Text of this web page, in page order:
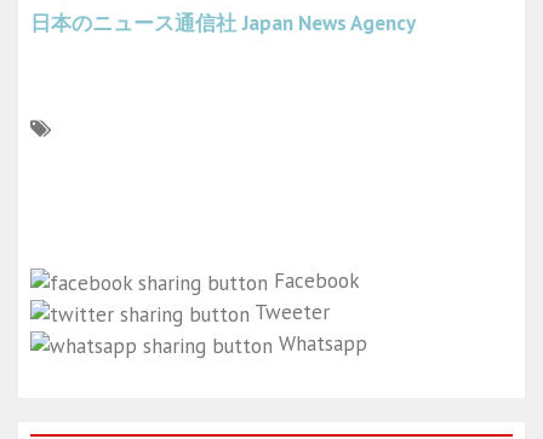
日本のニュース通信社 Japan News Agency
Facebook
Tweeter
Whatsapp